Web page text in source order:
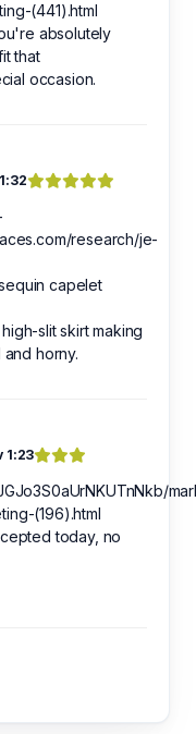
(441).html
absolutely
that
occasion.
research/je-
capelet
slit skirt making
horny.
1:23
(196).html
today, no